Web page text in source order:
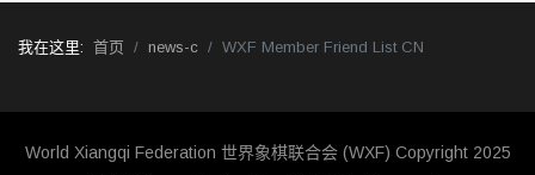
我在这里: 首页 news-c WXF Member Friend List CN
World Xiangqi Federation 世界象棋联合会 (WXF) Copyright 2025